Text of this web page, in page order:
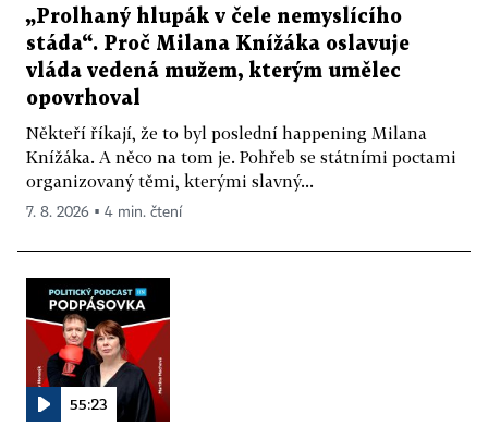
„Prolhaný hlupák v čele nemyslícího
stáda“. Proč Milana Knížáka oslavuje
vláda vedená mužem, kterým umělec
opovrhoval
Někteří říkají, že to byl poslední happening Milana
Knížáka. A něco na tom je. Pohřeb se státními poctami
organizovaný těmi, kterými slavný...
7. 8. 2026 ▪ 4 min. čtení
55:23